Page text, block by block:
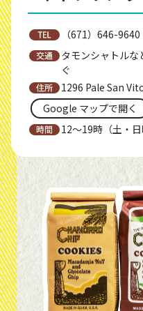
（671）646-9640
タモンシャトルな
ぐ
1296 Pale San
Google マップで開く
12〜19時（土・日